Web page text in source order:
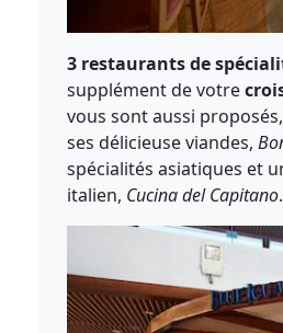
3 restaurants de
supplément de votre
vous sont aussi
ses délicieuse viandes,
spécialités asiatiques et
italien, Cucina del Capitano.